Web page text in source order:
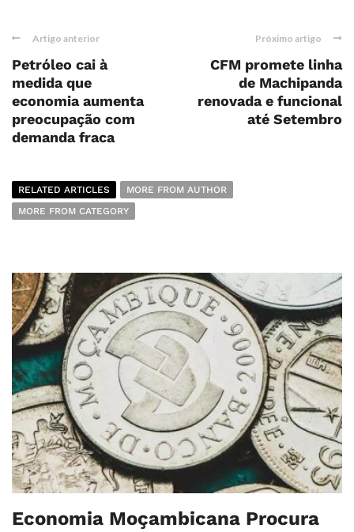
Artigo anterior
Petróleo cai à
medida que
economia aumenta
preocupação com
demanda fraca
Próximo artigo
CFM promete linha
de Machipanda
renovada e funcional
até Setembro
RELATED ARTICLES
MORE FROM AUTHOR
MORE FROM CATEGORY
Economia Moçambicana Procura